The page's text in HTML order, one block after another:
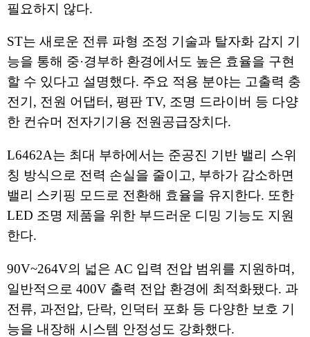
필요하지 않다.
ST는 새로운 전류 파형 조정 기술과 탈자화 감지 기
능을 통해 중·경부하 환경에서도 높은 효율을 구현
할 수 있다고 설명했다. 주요 적용 분야는 고출력 충
전기, 전원 어댑터, 평판 TV, 조명 드라이버 등 다양
한 컨슈머 전자기기용 전원공급장치다.
L6462A는 최대 부하에서는 준공진 기반 밸리 스위
칭 방식으로 전력 손실을 줄이고, 부하가 감소하면
밸리 스키핑 모드로 전환해 효율을 유지한다. 또한
LED 조명 제품을 위한 부드러운 디밍 기능도 지원
한다.
90V~264V의 넓은 AC 입력 전압 범위를 지원하며,
일반적으로 400V 출력 전압 환경에 최적화됐다. 과
전류, 과전압, 단락, 인덕터 포화 등 다양한 보호 기
능을 내장해 시스템 안정성도 강화했다.